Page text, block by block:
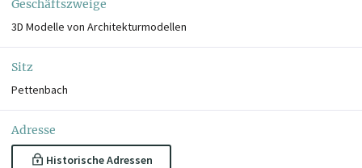
Geschäftszweige
3D Modelle von Architekturmodellen
Sitz
Pettenbach
Adresse
Historische Adressen